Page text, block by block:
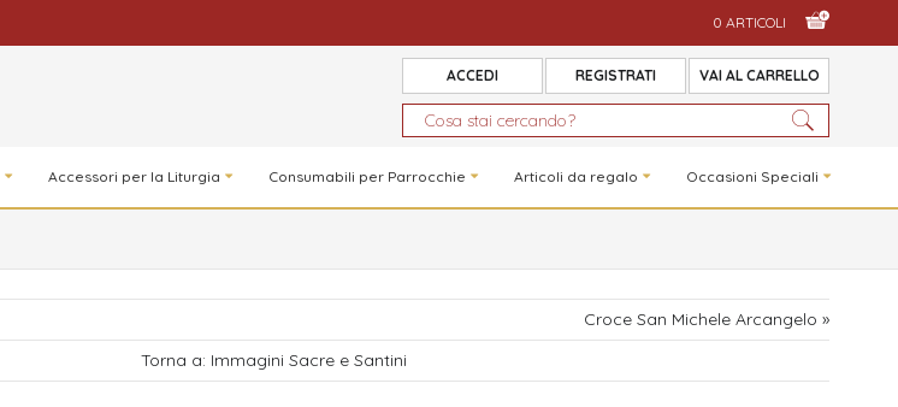
0 ARTICOLI
ACCEDI REGISTRATI VAI AL CARRELLO
Accessori per la Liturgia Consumabili per Parrocchie Articoli da regalo Occasioni Speciali
Croce San Michele Arcangelo »
Torna a: Immagini Sacre e Santini